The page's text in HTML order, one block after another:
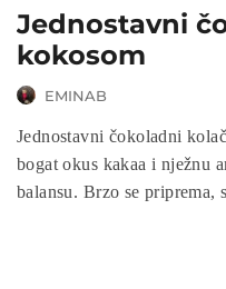
Jednostavni
kokosom
EMINAB
Jednostavni čokoladni
bogat okus kakaa i nježnu
balansu. Brzo se priprema,